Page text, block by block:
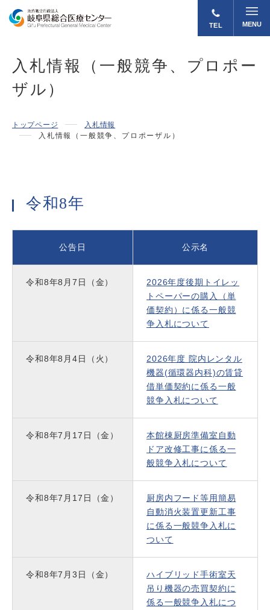
TEL MENU
入札情報（一般競争、プロポー
ザル）
トップページ
入札情報
入札情報（一般競争、プロポーザル）
令和8年
公告日 公示名
令和8年8月7日（金）
2026年度後期トイレッ
トペーパーの購入（単
価契約）に係る一般競
争入札について
令和8年8月4日（火）
2026年度 院内レンタル
機器(循環器内科)の賃貸
借単価契約に係る一般
競争入札について
令和8年7月17日（金）
本館棟厨房準備室自動
ドア改修工事に係る一
般競争入札について
令和8年7月17日（金）
厨房内フード等用簡易
自動消火装置更新工事
に係る一般競争入札に
ついて
令和8年7月3日（金）
ハイブリッド手術室天
吊り機器の売買契約に
係る一般競争入札につ